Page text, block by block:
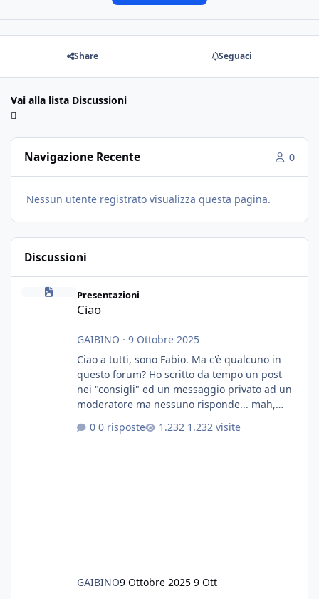
Share Seguaci
Vai alla lista Discussioni
Navigazione Recente 0
Nessun utente registrato visualizza questa pagina.
Discussioni
Presentazioni
Ciao
GAIBINO · 9 Ottobre 2025
Ciao a tutti, sono Fabio. Ma c'è qualcuno in
questo forum? Ho scritto da tempo un post
nei "consigli" ed un messaggio privato ad un
moderatore ma nessuno risponde... mah,
0 risposte 1.232 visite
GAIBINO9 Ottobre 2025 9 Ott